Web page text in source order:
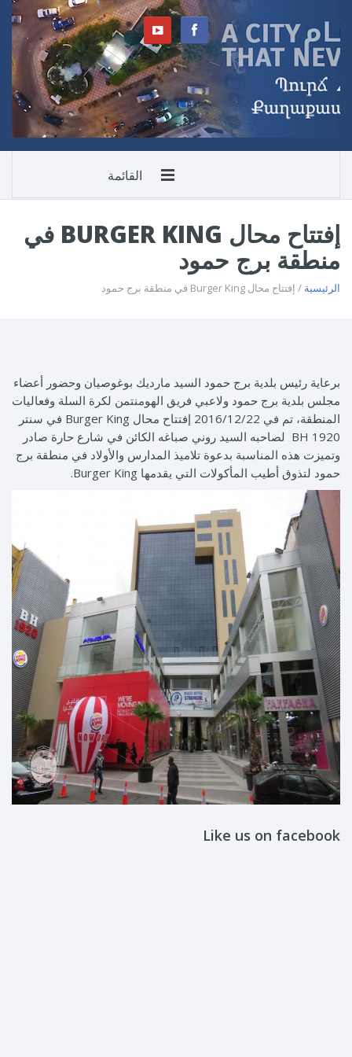
القائمة
إفتتاح محال BURGER KING في
منطقة برج حمود
الرئيسية / إفتتاح محال Burger King في منطقة برج حمود
برعاية رئيس بلدية برج حمود السيد مارديك بوغوصيان وحضور أعضاء
مجلس بلدية برج حمود ولاعبي فريق الهومنتمن لكرة السلة وفعاليات
المنطقة، تم في 2016/12/22 إفتتاح محال Burger King في سنتر
BH 1920 لصاحبه السيد روني صباغه الكائن في شارع حارة صادر
وتميزت هذه المناسبة بدعوة تلاميذ المدارس والأولاد في منطقة برج
حمود لتذوق أطيب المأكولات التي يقدمها Burger King.
Like us on facebook